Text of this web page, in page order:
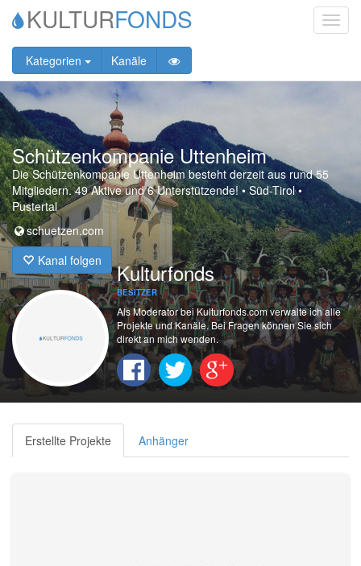
KULTURFONDS
Kategorien
Kanäle
Schützenkompanie Uttenheim
Die Schützenkompanie Uttenheim besteht derzeit aus rund 55
Mitgliedern. 49 Aktive und 6 Unterstützende!•Süd-Tirol •
Pustertal
schuetzen.com
Kanal folgen
Kulturfonds
BESITZER
Als Moderator bei Kulturfonds.com verwalte ich alle
Projekte und Kanäle. Bei Fragen können Sie sich
direkt an mich wenden.
Erstellte Projekte Anhänger